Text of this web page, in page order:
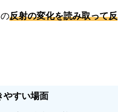
反射の変化を読み取って反
やすい場面